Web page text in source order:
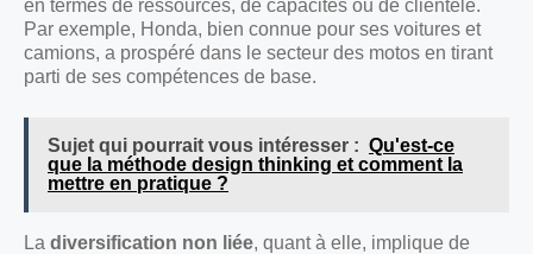
en termes de ressources, de capacités ou de clientèle.
Par exemple, Honda, bien connue pour ses voitures et
camions, a prospéré dans le secteur des motos en tirant
parti de ses compétences de base.
Sujet qui pourrait vous intéresser : Qu'est-ce
que la méthode design thinking et comment la
mettre en pratique ?
La diversification non liée, quant à elle, implique de